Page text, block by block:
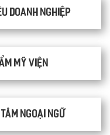
doanh nghiệp
mỹ viện
ngoại ngữ